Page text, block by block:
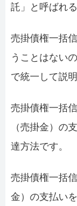
託」と呼ばれ
売掛債権一括
うことはない
で統一して説
売掛債権一括
（売掛金）の
達方法です。
売掛債権一括
金）の支払い